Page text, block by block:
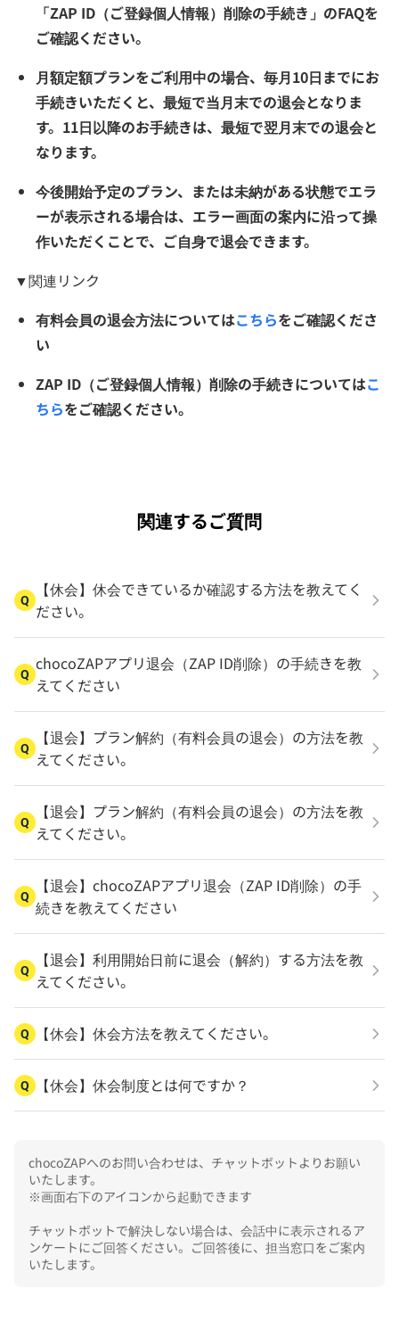
「ZAP ID（ご登録個人情報）削除の手続き」のFAQを
ご確認ください。
月額定額プランをご利用中の場合、毎月10日までにお
手続きいただくと、最短で当月末での退会となりま
す。11日以降のお手続きは、最短で翌月末での退会と
なります。
今後開始予定のプラン、または未納がある状態でエラ
ーが表示される場合は、エラー画面の案内に沿って操
作いただくことで、ご自身で退会できます。
▼関連リンク
有料会員の退会方法についてはこちらをご確認くださ
い
ZAP ID（ご登録個人情報）削除の手続きについてはこ
ちらをご確認ください。
関連するご質問
Q
【休会】休会できているか確認する方法を教えてく
ださい。
Q
chocoZAPアプリ退会（ZAP ID削除）の手続きを教
えてください
Q
【退会】プラン解約（有料会員の退会）の方法を教
えてください。
Q
【退会】プラン解約（有料会員の退会）の方法を教
えてください。
Q
【退会】chocoZAPアプリ退会（ZAP ID削除）の手
続きを教えてください
Q
【退会】利用開始日前に退会（解約）する方法を教
えてください。
Q 【休会】休会方法を教えてください。
Q 【休会】休会制度とは何ですか？
chocoZAPへのお問い合わせは、チャットボットよりお願い
いたします。
※画面右下のアイコンから起動できます
チャットボットで解決しない場合は、会話中に表示されるア
ンケートにご回答ください。ご回答後に、担当窓口をご案内
いたします。